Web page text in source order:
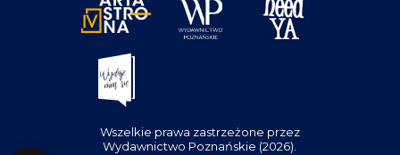
Wszelkie prawa zastrzeżone przez
Wydawnictwo Poznańskie (2026).